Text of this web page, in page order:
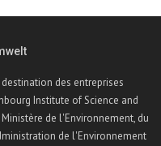
des entreprises
Institute of Science and
de l'Environnement, du
de l'Environnement